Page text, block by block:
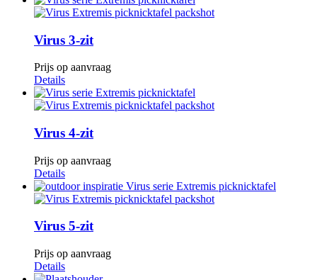
Virus 3-zit
Prijs op aanvraag
Details
Virus 4-zit
Prijs op aanvraag
Details
Virus 5-zit
Prijs op aanvraag
Details